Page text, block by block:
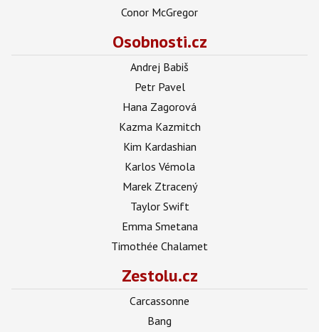
Conor McGregor
Osobnosti.cz
Andrej Babiš
Petr Pavel
Hana Zagorová
Kazma Kazmitch
Kim Kardashian
Karlos Vémola
Marek Ztracený
Taylor Swift
Emma Smetana
Timothée Chalamet
Zestolu.cz
Carcassonne
Bang